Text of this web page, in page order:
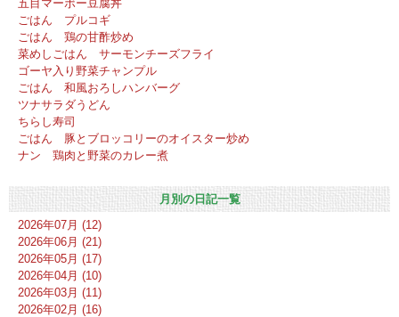
五目マーボー豆腐丼
ごはん プルコギ
ごはん 鶏の甘酢炒め
菜めしごはん サーモンチーズフライ
ゴーヤ入り野菜チャンプル
ごはん 和風おろしハンバーグ
ツナサラダうどん
ちらし寿司
ごはん 豚とブロッコリーのオイスター炒め
ナン 鶏肉と野菜のカレー煮
月別の日記一覧
2026年07月 (12)
2026年06月 (21)
2026年05月 (17)
2026年04月 (10)
2026年03月 (11)
2026年02月 (16)